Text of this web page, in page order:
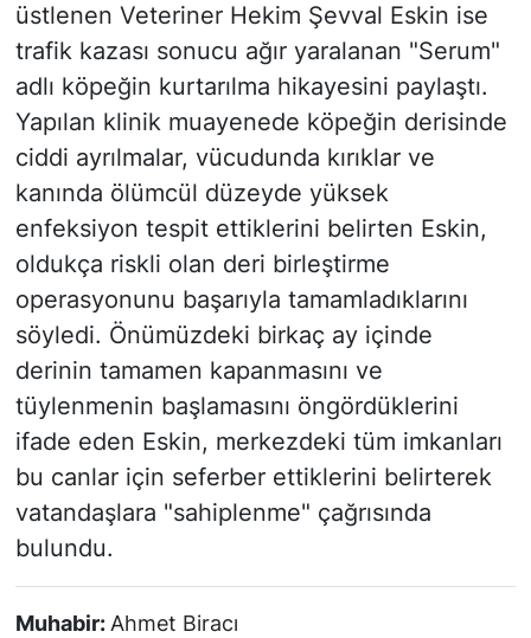
üstlenen Veteriner Hekim Şevval Eskin ise
trafik kazası sonucu ağır yaralanan "Serum"
adlı köpeğin kurtarılma hikayesini paylaştı.
Yapılan klinik muayenede köpeğin derisinde
ciddi ayrılmalar, vücudunda kırıklar ve
kanında ölümcül düzeyde yüksek
enfeksiyon tespit ettiklerini belirten Eskin,
oldukça riskli olan deri birleştirme
operasyonunu başarıyla tamamladıklarını
söyledi. Önümüzdeki birkaç ay içinde
derinin tamamen kapanmasını ve
tüylenmenin başlamasını öngördüklerini
ifade eden Eskin, merkezdeki tüm imkanları
bu canlar için seferber ettiklerini belirterek
vatandaşlara "sahiplenme" çağrısında
bulundu.
Muhabir: Ahmet Biracı